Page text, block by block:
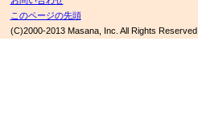
このページの先頭
(C)2000-2013 Masana, Inc. All Rights Reserved.